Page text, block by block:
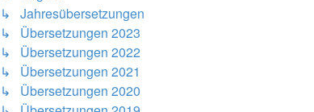
↳ Jahresübersetzungen
↳ Übersetzungen 2023
↳ Übersetzungen 2022
↳ Übersetzungen 2021
↳ Übersetzungen 2020